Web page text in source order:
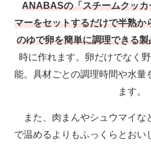
ANABASの「スチームクッカ
マーをセットするだけで半熟か
のゆで卵を簡単に調理できる製
時に作れます。卵だけでなく
能。具材ごとの調理時間や水量
ます。
また、肉まんやシュウマイな
で温めるよりもふっくらとおい